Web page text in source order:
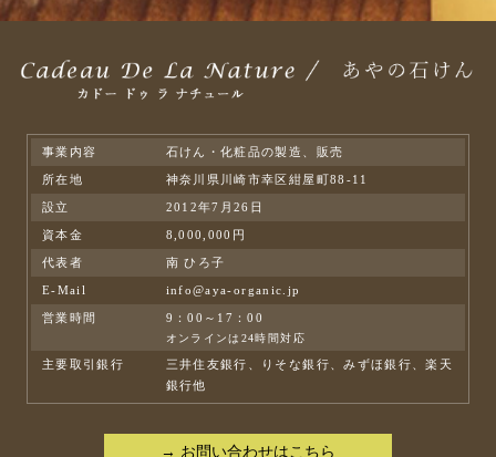
事業内容 石けん・化粧品の製造、販売
所在地 神奈川県川崎市幸区紺屋町88-11
設立 2012年7月26日
資本金 8,000,000円
代表者 南 ひろ子
E-Mail info@aya-organic.jp
営業時間 9：00～17：00
オンラインは24時間対応
主要取引銀行
三井住友銀行、りそな銀行、みずほ銀行、楽天
銀行他
→ お問い合わせはこちら